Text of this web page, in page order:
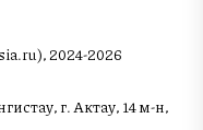
2024-2026
г. Актау, 14 м-н,